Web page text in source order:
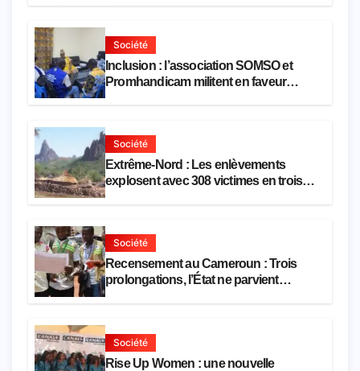
Société
Inclusion : l’association SOMSO et
Promhandicam militent en faveur
Société
Extrême-Nord : Les enlèvements
explosent avec 308 victimes en trois
Société
Recensement au Cameroun : Trois
prolongations, l’État ne parvient
Société
Rise Up Women : une nouvelle